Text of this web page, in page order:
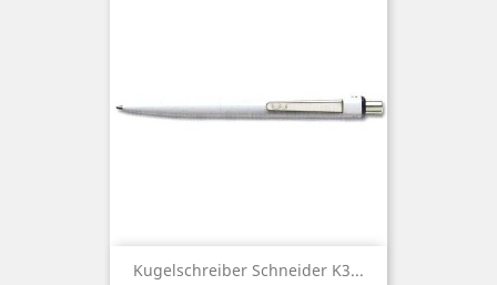
Kugelschreiber Schneider K3...